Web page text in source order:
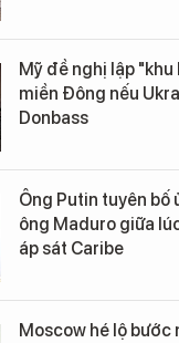
Mỹ đề nghị lập
miền Đông nếu
Donbass
Ông Putin tuyên bố
ông Maduro giữa
áp sát Caribe
Moscow hé lộ bước